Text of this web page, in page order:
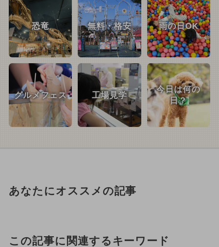
恐竜 無料・格安 雨の日OK
グルメフェス 工場見学
今日は何の
日？
あなたにオススメの記事
この記事に関連するキーワード